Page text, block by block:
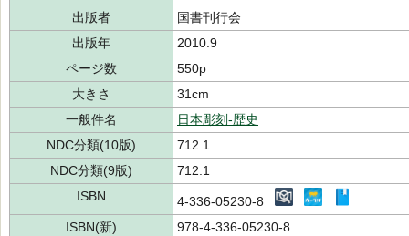
出版者
国書刊行会
出版年
2010.9
ページ数
550p
大きさ
31cm
一般件名
日本彫刻-歴史
NDC分類(10版)
712.1
NDC分類(9版)
712.1
ISBN
4-336-05230-8
ISBN(新)
978-4-336-05230-8